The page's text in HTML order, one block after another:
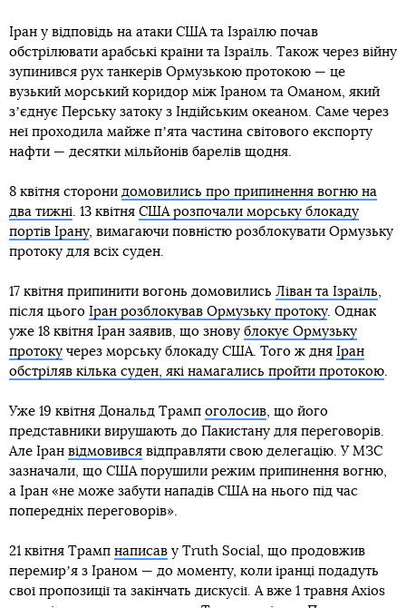
Іран у відповідь на атаки США та Ізраїлю почав
обстрілювати арабські країни та Ізраїль. Також через війну
зупинився рух танкерів Ормузькою протокою — це
вузький морський коридор між Іраном та Оманом, який
зʼєднує Перську затоку з Індійським океаном. Саме через
неї проходила майже пʼята частина світового експорту
нафти — десятки мільйонів барелів щодня.
8 квітня сторони домовились про припинення вогню на
два тижні. 13 квітня США розпочали морську блокаду
портів Ірану, вимагаючи повністю розблокувати Ормузьку
протоку для всіх суден.
17 квітня припинити вогонь домовились Ліван та Ізраїль,
після цього Іран розблокував Ормузьку протоку. Однак
уже 18 квітня Іран заявив, що знову блокує Ормузьку
протоку через морську блокаду США. Того ж дня Іран
обстріляв кілька суден, які намагались пройти протокою.
Уже 19 квітня Дональд Трамп оголосив, що його
представники вирушають до Пакистану для переговорів.
Але Іран відмовився відправляти свою делегацію. У МЗС
зазначали, що США порушили режим припинення вогню,
а Іран «не може забути нападів США на нього під час
попередніх переговорів».
21 квітня Трамп написав у Truth Social, що продовжив
перемирʼя з Іраном — до моменту, коли іранці подадуть
свої пропозиції та закінчать дискусії. А вже 1 травня Axios